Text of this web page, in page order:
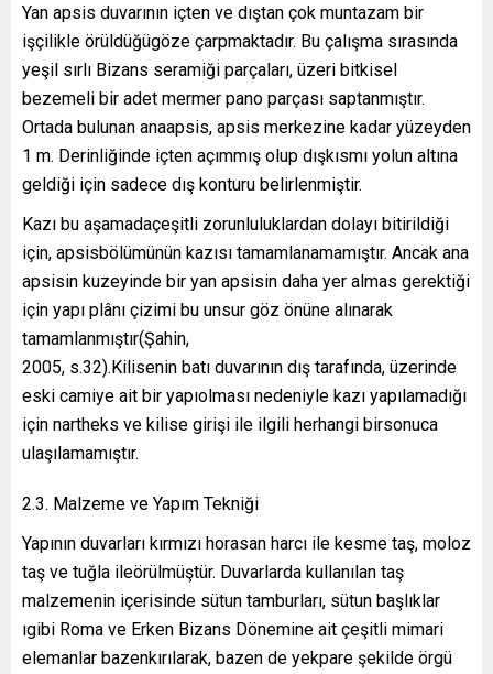
Yan apsis duvarının içten ve dıştan çok muntazam bir
işçilikle örüldüğügöze çarpmaktadır. Bu çalışma sırasında
yeşil sırlı Bizans seramiği parçaları, üzeri bitkisel
bezemeli bir adet mermer pano parçası saptanmıştır.
Ortada bulunan anaapsis, apsis merkezine kadar yüzeyden
1 m. Derinliğinde içten açımmış olup dışkısmı yolun altına
geldiği için sadece dış konturu belirlenmiştir.
Kazı bu aşamadaçeşitli zorunluluklardan dolayı bitirildiği
için, apsisbölümünün kazısı tamamlanamamıştır. Ancak ana
apsisin kuzeyinde bir yan apsisin daha yer almas gerektiği
için yapı plânı çizimi bu unsur göz önüne alınarak
tamamlanmıştır(Şahin,
2005, s.32).Kilisenin batı duvarının dış tarafında, üzerinde
eski camiye ait bir yapıolması nedeniyle kazı yapılamadığı
için nartheks ve kilise girişi ile ilgili herhangi birsonuca
ulaşılamamıştır.
2.3. Malzeme ve Yapım Tekniği
Yapının duvarları kırmızı horasan harcı ile kesme taş, moloz
taş ve tuğla ileörülmüştür. Duvarlarda kullanılan taş
malzemenin içerisinde sütun tamburları, sütun başlıklar
ıgibi Roma ve Erken Bizans Dönemine ait çeşitli mimari
elemanlar bazenkırılarak, bazen de yekpare şekilde örgü